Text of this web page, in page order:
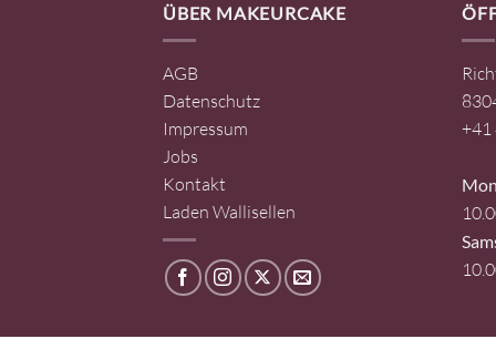
ÜBER MAKEURCAKE
AGB
Datenschutz
Impressum
Jobs
Kontakt
Laden Wallisellen
+41